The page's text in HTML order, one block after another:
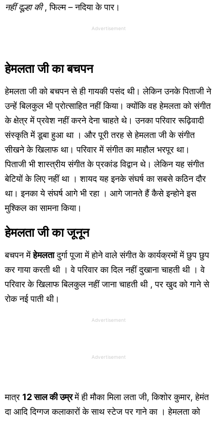
नहीं दूल्हा की, फिल्म – नदिया के पार।
Advertisement
हेमलता जी का बचपन
हेमलता जी को बचपन से ही गायकी पसंद थी। लेकिन उनके पिताजी ने
उन्हें बिलकुल भी प्रोत्साहित नहीं किया। क्योंकि वह हेमलता को संगीत
के क्षेत्र में प्रवेश नहीं करने देना चाहते थे। उनका परिवार रूढ़िवादी
संस्कृति में डूबा हुआ था । और पूरी तरह से हेमलता जी के संगीत
सीखने के खिलाफ था। परिवार में संगीत का माहौल भरपूर था।
पिताजी भी शास्त्रीय संगीत के प्रकांड विद्वान थे। लेकिन यह संगीत
बेटियों के लिए नहीं था । शायद यह इनके संघर्ष का सबसे कठिन दौर
था। इनका ये संघर्ष आगे भी रहा । आगे जानते हैं कैसे इन्होने इस
मुश्किल का सामना किया।
हेमलता जी का जूनून
बचपन मेंहेमलतादुर्गा पूजा में होने वाले संगीत के कार्यक्रमों में छुप छुप
कर गाया करती थी । वे परिवार का दिल नहीं दुखाना चाहती थी । वे
परिवार के खिलाफ बिलकुल नहीं जाना चाहती थी , पर खुद को गाने से
रोक नई पाती थी।
Advertisement
Advertisement
मात्र 12 साल की उम्रमें ही मौका मिला लता जी, किशोर कुमार, हेमंत
दा आदि दिग्गज कलाकारों के साथ स्टेज पर गाने का । हेमलता को